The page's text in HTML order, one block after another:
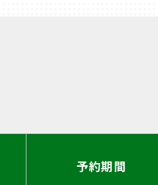
予約期間